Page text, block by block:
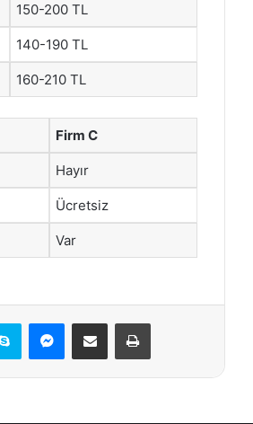
150-200 TL
140-190 TL
160-210 TL
Firm C
Hayır
Ücretsiz
Var
Skype Messenger
E-Posta ile paylaş Yazdır